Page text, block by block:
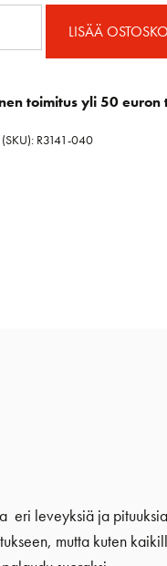
LISÄÄ
toimitus yli 50 euron
R3141-040
leveyksiä ja
mutta kuten